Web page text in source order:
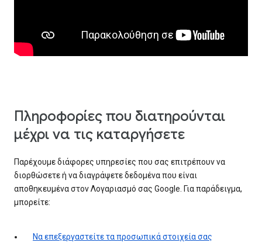
Πληροφορίες που διατηρούνται
μέχρι να τις καταργήσετε
Παρέχουμε διάφορες υπηρεσίες που σας επιτρέπουν να
διορθώσετε ή να διαγράψετε δεδομένα που είναι
αποθηκευμένα στον Λογαριασμό σας Google. Για παράδειγμα,
μπορείτε:
Να επεξεργαστείτε τα προσωπικά στοιχεία σας